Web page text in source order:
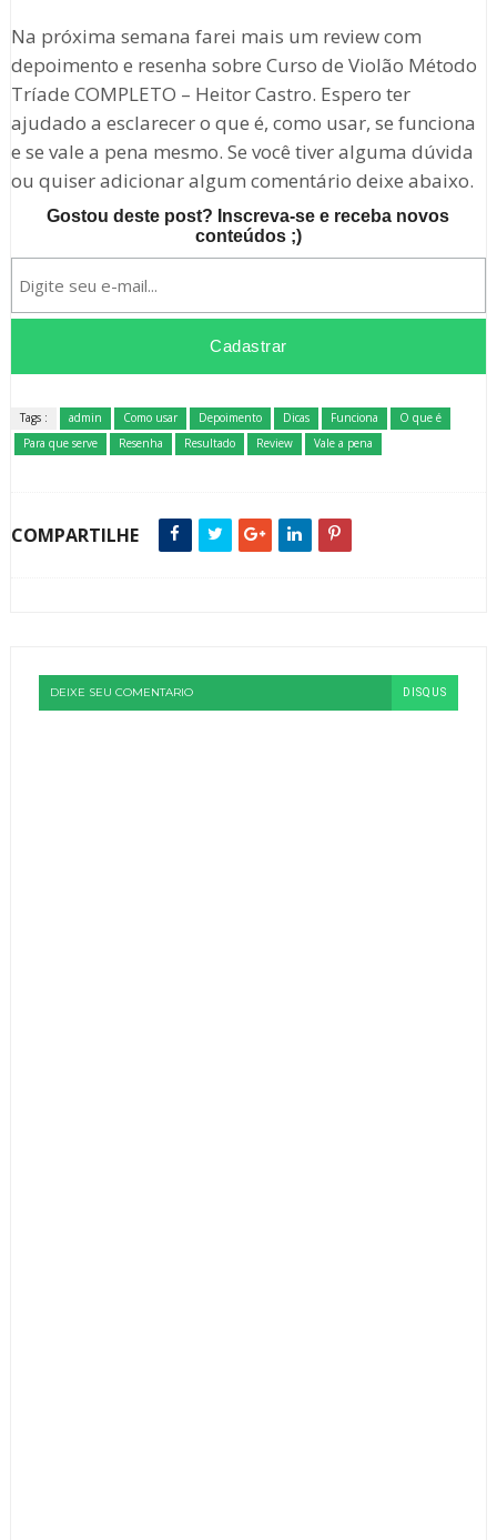
Na próxima semana farei mais um review com
depoimento e resenha sobre Curso de Violão Método
Tríade COMPLETO – Heitor Castro. Espero ter
ajudado a esclarecer o que é, como usar, se funciona
e se vale a pena mesmo. Se você tiver alguma dúvida
ou quiser adicionar algum comentário deixe abaixo.
Gostou deste post? Inscreva-se e receba novos
conteúdos ;)
Tags : admin Como usar Depoimento Dicas Funciona
O que é
Para que serve
Resenha Resultado Review Vale a pena
COMPARTILHE
DEIXE SEU COMENTARIO DISQUS